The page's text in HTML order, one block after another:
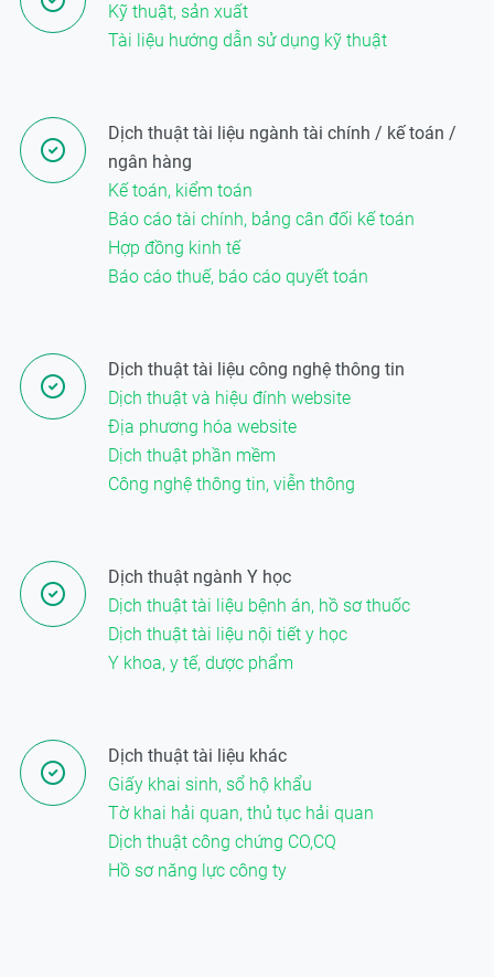
Kỹ thuật, sản xuất
Tài liệu hướng dẫn sử dụng kỹ thuật
Dịch thuật tài liệu ngành tài chính / kế toán /
ngân hàng
Kế toán, kiểm toán
Báo cáo tài chính, bảng cân đối kế toán
Hợp đồng kinh tế
Báo cáo thuế, báo cáo quyết toán
Dịch thuật tài liệu công nghệ thông tin
Dịch thuật và hiệu đính website
Địa phương hóa website
Dịch thuật phần mềm
Công nghệ thông tin, viễn thông
Dịch thuật ngành Y học
Dịch thuật tài liệu bệnh án, hồ sơ thuốc
Dịch thuật tài liệu nội tiết y học
Y khoa, y tế, dược phẩm
Dịch thuật tài liệu khác
Giấy khai sinh, sổ hộ khẩu
Tờ khai hải quan, thủ tục hải quan
Dịch thuật công chứng CO,CQ
Hồ sơ năng lực công ty